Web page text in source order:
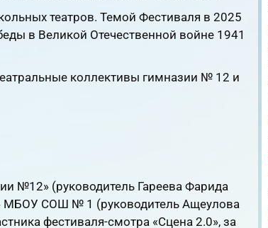
театров. Темой Фестиваля в 2025
в Великой Отечественной войне 1941
коллективы гимназии № 12 и
№12» (руководитель Гареева Фарида
МБОУ СОШ № 1 (руководитель Ащеулова
фестиваля-смотра «Сцена 2.0», за